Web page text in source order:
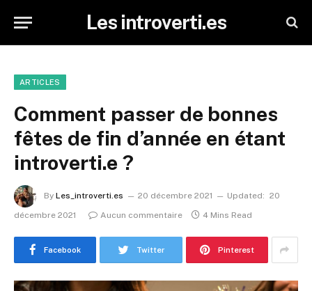
Les introverti.es
ARTICLES
Comment passer de bonnes
fêtes de fin d’année en étant
introverti.e ?
By Les_introverti.es 20 décembre 2021 Updated: 20
décembre 2021
Aucun commentaire 4 Mins Read
Facebook Twitter Pinterest